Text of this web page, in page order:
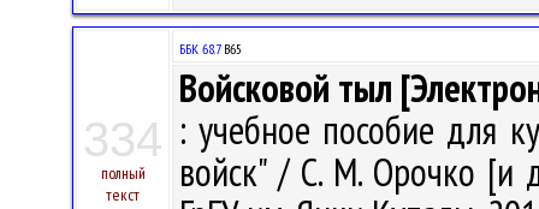
334
полный
текст
ББК 68.7В65
Войсковой тыл
: учебное пособие для
войск" / С. М. Орочко [и